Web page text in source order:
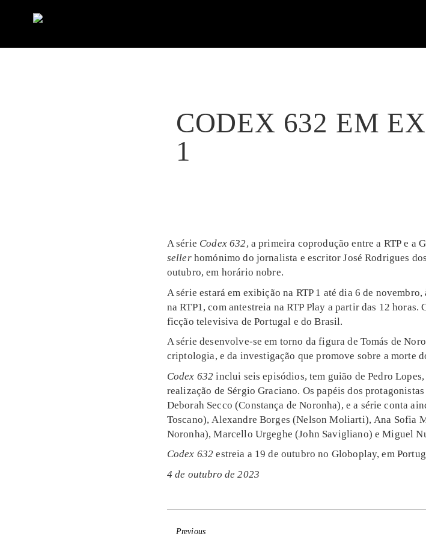
CODEX 632 EM
1
A série Codex 632, a primeira coprodução entre a RTP e a
sellerhomónimo do jornalista e escritor José Rodrigues
outubro, em horário nobre.
A série estará em exibição na RTP 1 até dia 6 de
na RTP1, com antestreia na RTP Play a partir das 12 horas.
ficção televisiva de Portugal e do Brasil.
A série desenvolve-se em torno da figura de Tomás de
criptologia, e da investigação que promove sobre a morte
Codex 632 inclui seis episódios, tem guião de Pedro
realização de Sérgio Graciano. Os papéis dos
Deborah Secco (Constança de Noronha), e a série conta
Toscano), Alexandre Borges (Nelson Moliarti), Ana Sofia
Noronha), Marcello Urgeghe (John Savigliano) e Miguel
Codex 632 estreia a 19 de outubro no Globoplay, em
4 de outubro de 2023
Previous